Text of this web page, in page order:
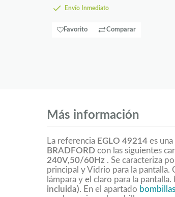
Envío Inmediato
Favorito Comparar
Más información
La referencia EGLO 49214 es
BRADFORD con las siguientes
240V,50/60Hz . Se caracteriza
principal y Vidrio para la pantalla.
lámpara y el claro para la
incluida). En el apartado